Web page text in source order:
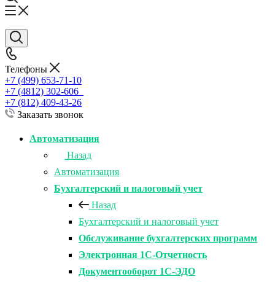
Телефоны
+7 (499) 653-71-10
+7 (4812) 302-606
+7 (812) 409-43-26
Заказать звонок
Автоматизация
Назад
Автоматизация
Бухгалтерский и налоговый учет
Назад
Бухгалтерский и налоговый учет
Обслуживание бухгалтерских программ
Электронная 1С-Отчетность
Документооборот 1С-ЭДО